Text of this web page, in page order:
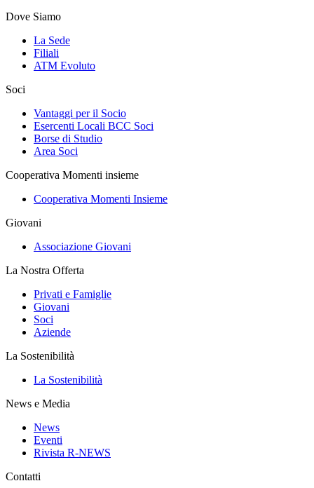
Dove Siamo
La Sede
Filiali
ATM Evoluto
Soci
Vantaggi per il Socio
Esercenti Locali BCC Soci
Borse di Studio
Area Soci
Cooperativa Momenti insieme
Cooperativa Momenti Insieme
Giovani
Associazione Giovani
La Nostra Offerta
Privati e Famiglie
Giovani
Soci
Aziende
La Sostenibilità
La Sostenibilità
News e Media
News
Eventi
Rivista R-NEWS
Contatti